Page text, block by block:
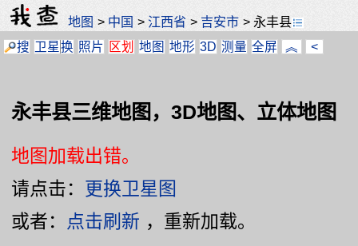
地图 > 中国 > 江西省 > 吉安市 >永丰县
搜 卫星换 照片 区划 地图 地形 3D 测量 全屏 ︽ <
永丰县三维地图，3D地图、立体地图
地图加载出错。
请点击： 更换卫星图
或者： 点击刷新 ，重新加载。